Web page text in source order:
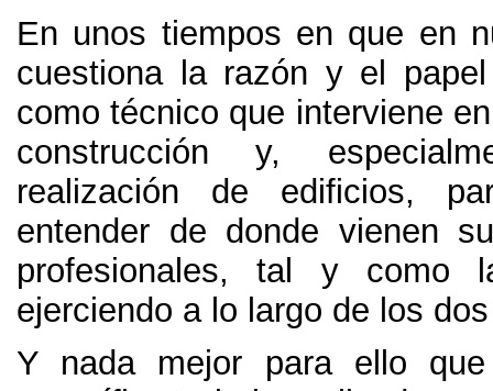
En unos tiempos en que en
cuestiona la razón y el
como técnico que interviene
construcción y,
realización de edificios,
entender de donde vienen
profesionales, tal y como
ejerciendo a lo largo de los
Y nada mejor para ello